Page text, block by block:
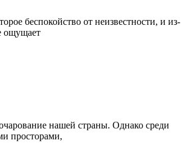
беспокойство от неизвестности, и из-
ощущает
нашей страны. Однако среди
просторами,